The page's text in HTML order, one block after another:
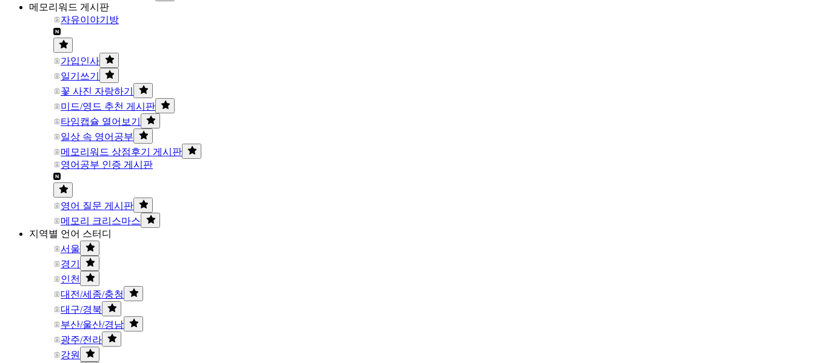
메모리워드 게시판
자유이야기방
가입인사
일기쓰기
꽃 사진 자랑하기
미드/영드 추천 게시판
타임캡슐 열어보기
일상 속 영어공부
메모리워드 상점후기 게시판
영어공부 인증 게시판
영어 질문 게시판
메모리 크리스마스
지역별 언어 스터디
서울
경기
인천
대전/세종/충청
대구/경북
부산/울산/경남
광주/전라
강원